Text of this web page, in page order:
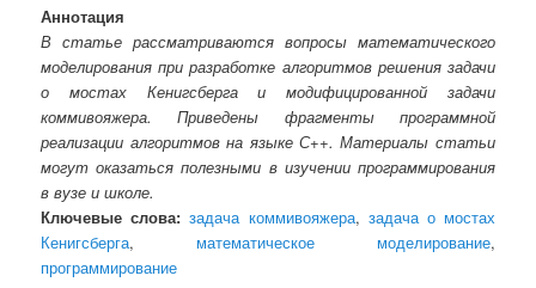
Аннотация
В статье рассматриваются вопросы математического
моделирования при разработке алгоритмов решения задачи
о мостах Кенигсберга и модифицированной задачи
коммивояжера. Приведены фрагменты программной
реализации алгоритмов на языке С++. Материалы статьи
могут оказаться полезными в изучении программирования
в вузе и школе.
Ключевые слова: задача коммивояжера, задача о мостах
Кенигсберга, математическое моделирование,
программирование